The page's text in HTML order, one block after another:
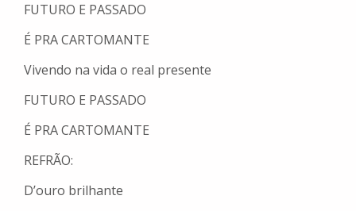
FUTURO E PASSADO
É PRA CARTOMANTE
Vivendo na vida o real presente
FUTURO E PASSADO
É PRA CARTOMANTE
REFRÃO:
D’ouro brilhante